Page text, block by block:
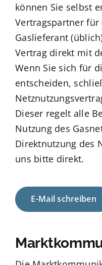
können Sie selbst
Vertragspartner
Gaslieferant
Vertrag direkt mit
Wenn Sie sich für
entscheiden,
Dieser regelt alle
Nutzung des
Direktnutzung des
uns bitte direkt.
E-Mail schreiben